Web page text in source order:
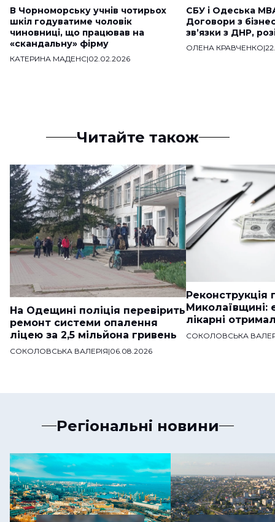
В Чорноморську учнів чотирьох
шкіл годуватиме чоловік
чиновниці, що працював на
«скандальну» фірму
КАТЕРИНА МАДЕНС|02.02.2026
СБУ і Одеська
Договори з
звʼязки з ДНР,
ОЛЕНА КРАВЧЕНКО|
Читайте також
На Одещині поліція перевірить
ремонт системи опалення
ліцею за 2,5 мільйона гривень
СОКОЛОВСЬКА ВАЛЕРІЯ|06.08.2026
Реконструкція
Миколаївщині:
лікарні
СОКОЛОВСЬКА
Регіональні новини